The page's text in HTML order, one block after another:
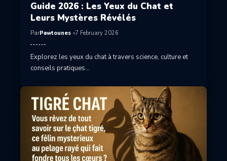
Guide 2026 : Les Yeux du Chat et
Leurs Mystères Révélés
ParPawtounes 7 February 2026
Explorez les yeux du chat à travers science, culture et
conseils pratiques…